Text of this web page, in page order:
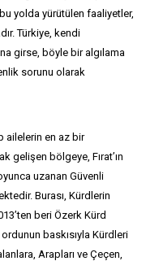
yolda yürütülen faaliyetler,
Türkiye, kendi
girse, böyle bir algılama
sorunu olarak
ailelerin en az bir
gelişen bölgeye, Fırat’ın
uzanan Güvenli
Burası, Kürdlerin
beri Özerk Kürd
baskısıyla Kürdleri
Arapları ve Çeçen,